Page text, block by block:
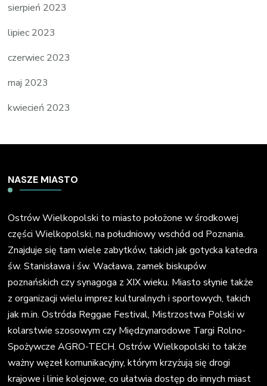
sierpień 2023
lipiec 2023
czerwiec 2023
maj 2023
kwiecień 2023
NASZE MIASTO
Ostrów Wielkopolski to miasto położone w środkowej
części Wielkopolski, na południowy wschód od Poznania.
Znajduje się tam wiele zabytków, takich jak gotycka katedra
św. Stanisława i św. Wacława, zamek biskupów
poznańskich czy synagoga z XIX wieku. Miasto słynie także
z organizacji wielu imprez kulturalnych i sportowych, takich
jak m.in. Ostróda Reggae Festival, Mistrzostwa Polski w
kolarstwie szosowym czy Międzynarodowe Targi Rolno-
Spożywcze AGRO-TECH. Ostrów Wielkopolski to także
ważny węzeł komunikacyjny, którym krzyżują się drogi
krajowe i linie kolejowe, co ułatwia dostęp do innych miast